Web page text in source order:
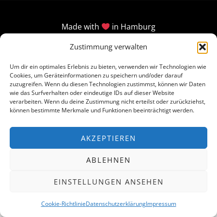
Zustimmung verwalten
Um dir ein optimales Erlebnis zu bieten, verwenden wir Technologien wie
Cookies, um Geräteinformationen zu speichern und/oder darauf
zuzugreifen. Wenn du diesen Technologien zustimmst, können wir Daten
wie das Surfverhalten oder eindeutige IDs auf dieser Website
verarbeiten. Wenn du deine Zustimmung nicht erteilst oder zurückziehst,
können bestimmte Merkmale und Funktionen beeinträchtigt werden.
AKZEPTIEREN
ABLEHNEN
EINSTELLUNGEN ANSEHEN
Cookie-RichtlinieDatenschutzerklärungImpressum
Made with in Hamburg